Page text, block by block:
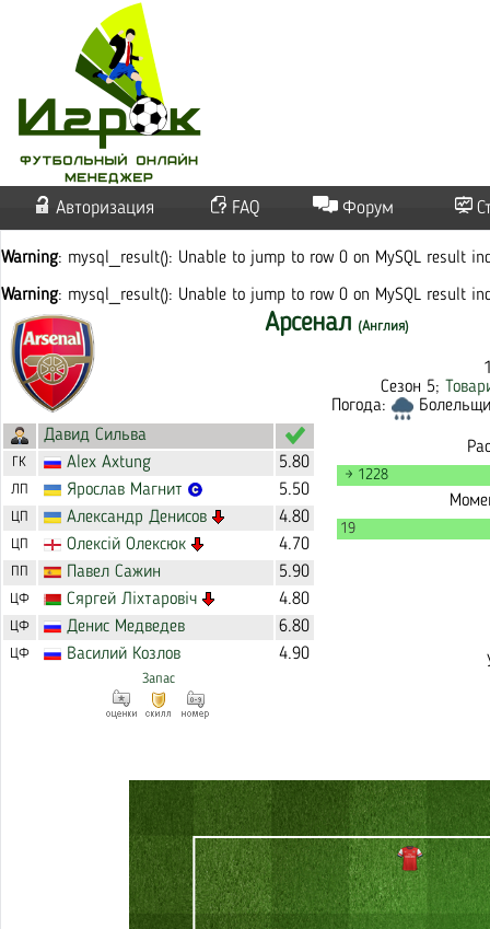
Авторизация FAQ Форум
Warning: mysql_result(): Unable to jump to row 0 on MySQL result
Warning: mysql_result(): Unable to jump to row 0 on MySQL result
Арсенал (Англия)
Сезон 5;
Погода:
Давид Сильва
ГК Alex Axtung 5.80
ЛП Ярослав Магнит 5.50
ЦП Александр Денисов 4.80
ЦП Олексій Олексюк 4.70
ПП Павел Сажин 5.90
ЦФ Сяргей Ліхтаровіч 4.80
ЦФ Денис Медведев 6.80
ЦФ Василий Козлов 4.90
Запас
→ 1228
19